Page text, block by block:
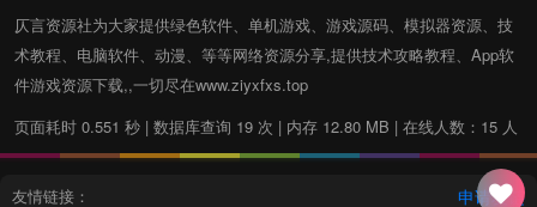
仄言资源社为大家提供绿色软件、单机游戏、游戏源码、模拟器资源、技
术教程、电脑软件、动漫、等等网络资源分享,提供技术攻略教程、App软
件游戏资源下载,,一切尽在www.ziyxfxs.top
页面耗时 0.551 秒 | 数据库查询 19 次 | 内存 12.80 MB | 在线人数：15 人
友情链接： 申请友链